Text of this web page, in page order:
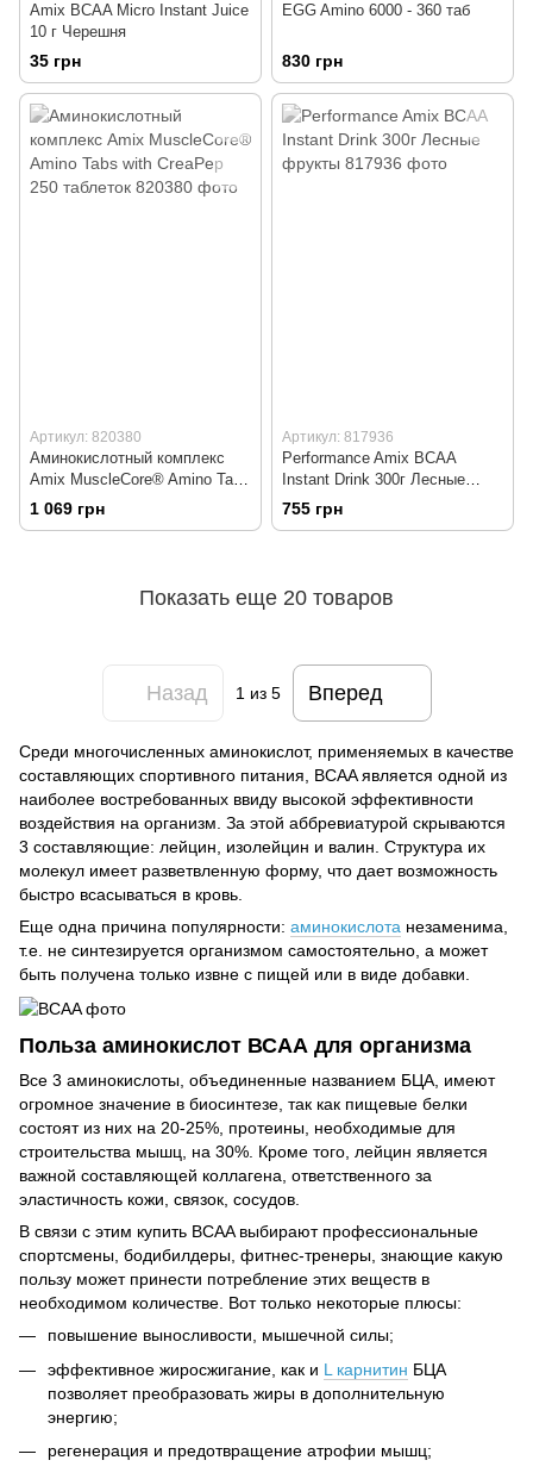
Amix BCAA Micro Instant Juice
10 г Черешня
35 грн
EGG Amino 6000 - 360 таб
830 грн
Артикул: 820380
Аминокислотный комплекс
Amix MuscleCore® Amino Tabs
with CreaPep 250 таблеток
1 069 грн
Артикул: 817936
Performance Amix BCAA
Instant Drink 300г Лесные
фрукты
755 грн
Показать еще 20 товаров
Назад 1из 5 Вперед
Среди многочисленных аминокислот, применяемых в качестве
составляющих спортивного питания, BCAA является одной из
наиболее востребованных ввиду высокой эффективности
воздействия на организм. За этой аббревиатурой скрываются
3 составляющие: лейцин, изолейцин и валин. Структура их
молекул имеет разветвленную форму, что дает возможность
быстро всасываться в кровь.
Еще одна причина популярности: аминокислота незаменима,
т.е. не синтезируется организмом самостоятельно, а может
быть получена только извне с пищей или в виде добавки.
Польза аминокислот ВСАА для организма
Все 3 аминокислоты, объединенные названием БЦА, имеют
огромное значение в биосинтезе, так как пищевые белки
состоят из них на 20-25%, протеины, необходимые для
строительства мышц, на 30%. Кроме того, лейцин является
важной составляющей коллагена, ответственного за
эластичность кожи, связок, сосудов.
В связи с этим купить BCAA выбирают профессиональные
спортсмены, бодибилдеры, фитнес-тренеры, знающие какую
пользу может принести потребление этих веществ в
необходимом количестве. Вот только некоторые плюсы:
повышение выносливости, мышечной силы;
эффективное жиросжигание, как и L карнитин БЦА
позволяет преобразовать жиры в дополнительную
энергию;
регенерация и предотвращение атрофии мышц;